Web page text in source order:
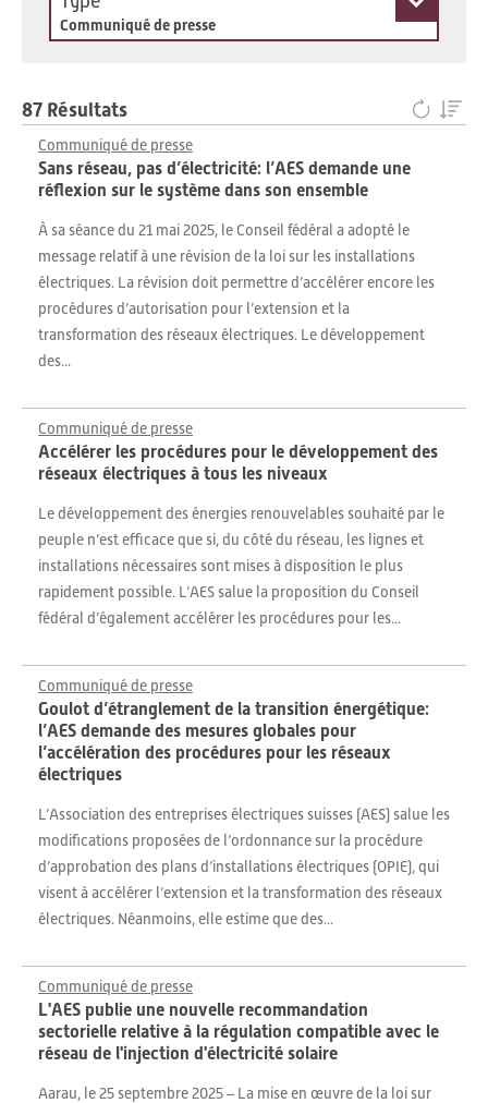
Communiqué de presse
87 Résultats
Communiqué de presse
Sans réseau, pas d’électricité: l’AES demande une
réflexion sur le système dans son ensemble
À sa séance du 21 mai 2025, le Conseil fédéral a adopté le
message relatif à une révision de la loi sur les installations
électriques. La révision doit permettre d’accélérer encore les
procédures d’autorisation pour l’extension et la
transformation des réseaux électriques. Le développement
des...
Communiqué de presse
Accélérer les procédures pour le développement des
réseaux électriques à tous les niveaux
Le développement des énergies renouvelables souhaité par le
peuple n’est efficace que si, du côté du réseau, les lignes et
installations nécessaires sont mises à disposition le plus
rapidement possible. L’AES salue la proposition du Conseil
fédéral d’également accélérer les procédures pour les...
Communiqué de presse
Goulot d’étranglement de la transition énergétique:
l’AES demande des mesures globales pour
l’accélération des procédures pour les réseaux
électriques
L’Association des entreprises électriques suisses (AES) salue les
modifications proposées de l’ordonnance sur la procédure
d’approbation des plans d’installations électriques (OPIE), qui
visent à accélérer l’extension et la transformation des réseaux
électriques. Néanmoins, elle estime que des...
Communiqué de presse
L'AES publie une nouvelle recommandation
sectorielle relative à la régulation compatible avec le
réseau de l'injection d'électricité solaire
Aarau, le 25 septembre 2025 – La mise en œuvre de la loi sur